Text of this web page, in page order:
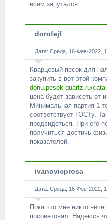
всем запутался
dorofejf
Дата: Среда, 16-Фев-2022,
Кварцевый песок для
закупить в вот этой
donu.pesok-quartz.ru/
цена будет зависеть от
Минимальная партия 1
соответствует ГОСТу.
предвидеться. При его
получиться достичь
показателей.
ivanovicprosa
Дата: Среда, 16-Фев-2022,
Пока что мне никто
посоветовал. Надеюсь